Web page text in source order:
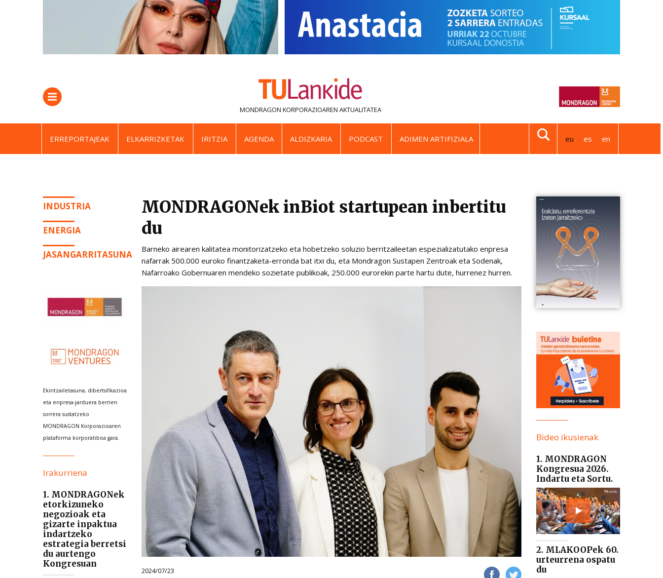
MONDRAGON KORPORAZIOAREN AKTUALITATEA
ERREPORTAJEAK ELKARRIZKETAK IRITZIA AGENDA ALDIZKARIA PODCAST ADIMEN ARTIFIZIALA eu es en
INDUSTRIA
ENERGIA
JASANGARRITASUNA
Ekintzailetasuna, dibertsifikazioa
eta enpresa-jarduera berrien
sorrera sustatzeko
MONDRAGON Korporazioaren
plataforma korporatiboa gara.
Irakurriena
1. MONDRAGONek
etorkizuneko
negozioak eta
gizarte inpaktua
indartzeko
estrategia berretsi
du aurtengo
Kongresuan
MONDRAGONek inBiot startupean inbertitu
du
Barneko airearen kalitatea monitorizatzeko eta hobetzeko soluzio berritzaileetan espezializatutako enpresa
nafarrak 500.000 euroko finantzaketa-erronda bat itxi du, eta Mondragon Sustapen Zentroak eta Sodenak,
Nafarroako Gobernuaren mendeko sozietate publikoak, 250.000 eurorekin parte hartu dute, hurrenez hurren.
2024/07/23
Bideo ikusienak
1. MONDRAGON
Kongresua 2026.
Indartu eta Sortu.
2. MLAKOOPek 60.
urteurrena ospatu
du